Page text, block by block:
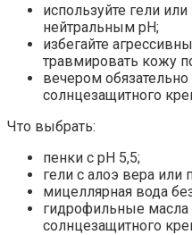
используйте гели
нейтральным pH;
избегайте
травмировать кожу
вечером
солнцезащитного
Что выбрать:
пенки с pH 5,5;
гели с алоэ вера или
мицеллярная вода
гидрофильные масла
солнцезащитного